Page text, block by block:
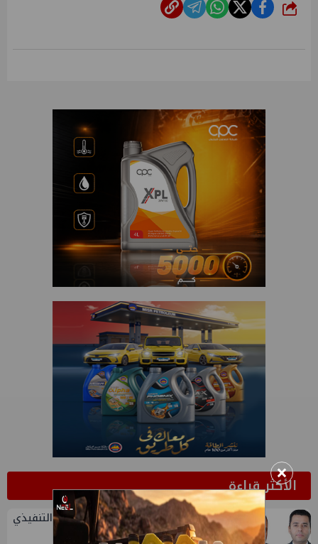
شارك
الأكثر قراءة
تعيين أحمد شتا ووليد أنور نائبين للرئيس التنفيذي
للهيئة
×